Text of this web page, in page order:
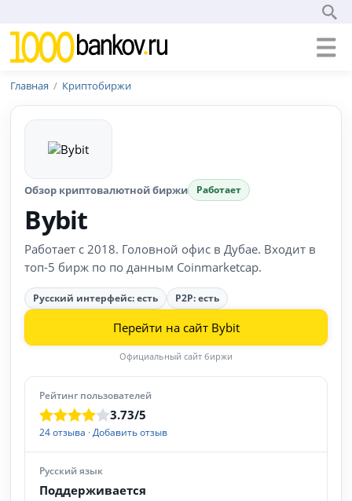
Главная Криптобиржи
Обзор криптовалютной биржи Работает
Bybit
Работает с 2018. Головной офис в Дубае. Входит в
топ-5 бирж по по данным Coinmarketcap.
Русский интерфейс: есть P2P: есть
Перейти на сайт Bybit
Официальный сайт биржи
Рейтинг пользователей
3.73/5
24 отзыва ·Добавить отзыв
Русский язык
Поддерживается